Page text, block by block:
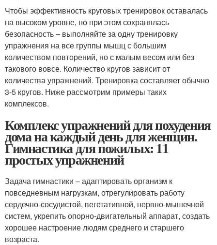
Чтобы эффективность круговых тренировок оставалась
на высоком уровне, но при этом сохранялась
безопасность – выполняйте за одну тренировку
упражнения на все группы мышц с большим
количеством повторений, но с малым весом или без
такового вовсе. Количество кругов зависит от
количества упражнений. Тренировка составляет обычно
3-5 кругов. Ниже рассмотрим примеры таких
комплексов.
Комплекс упражнений для похудения
дома на каждый день для женщин.
Гимнастика для пожилых: 11
простых упражнений
Задача гимнастики – адаптировать организм к
повседневным нагрузкам, отрегулировать работу
сердечно-сосудистой, вегетативной, нервно-мышечной
систем, укрепить опорно-двигательный аппарат, создать
хорошее настроение людям среднего и старшего
возраста.